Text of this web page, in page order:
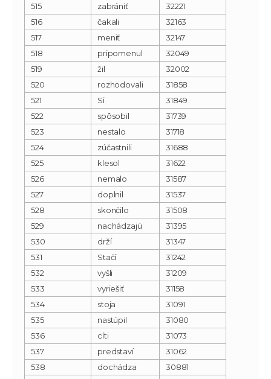
515
zabrániť
32221
516
čakali
32163
517
meniť
32147
518
pripomenul
32049
519
žil
32002
520
rozhodovali
31858
521
Si
31849
522
spôsobil
31739
523
nestalo
31718
524
zúčastnili
31688
525
klesol
31622
526
nemalo
31587
527
doplnil
31537
528
skončilo
31508
529
nachádzajú
31395
530
drží
31347
531
Stačí
31242
532
vyšli
31209
533
vyriešiť
31158
534
stoja
31091
535
nastúpil
31080
536
cíti
31073
537
predstaví
31062
538
dochádza
30881